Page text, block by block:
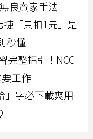
良賣家手法
捷「只扣1元」是
秒懂
完整指引！NCC
工作
」字必下載爽用